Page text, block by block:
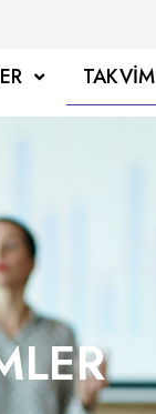
TAKVIM